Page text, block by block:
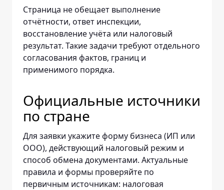
Страница не обещает выполнение
отчётности, ответ инспекции,
восстановление учёта или налоговый
результат. Такие задачи требуют отдельного
согласования фактов, границ и
применимого порядка.
Официальные источники
по стране
Для заявки укажите форму бизнеса (ИП или
ООО), действующий налоговый режим и
способ обмена документами. Актуальные
правила и формы проверяйте по
первичным источникам: налоговая